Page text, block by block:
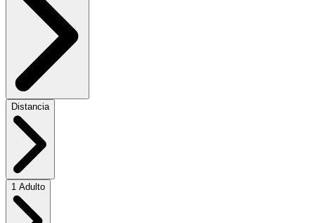
Distancia
1 Adulto